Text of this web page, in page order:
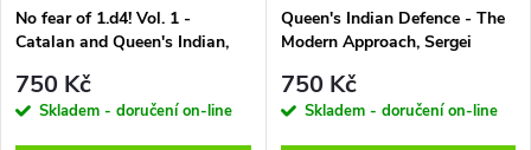
No fear of 1.d4! Vol. 1 -
Catalan and Queen's Indian,
stažení (anglicky)
750 Kč
Skladem - doručení on-line
Queen's Indian Defence - The
Modern Approach, Sergei
(anglicky)
750 Kč
Skladem - doručení on-line